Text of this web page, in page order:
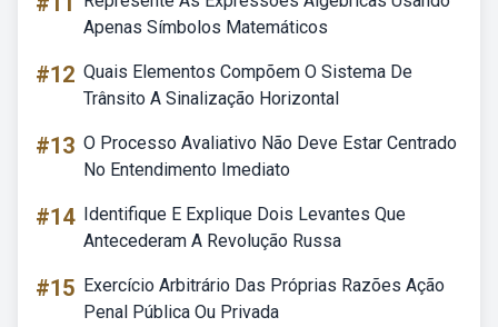
Apenas Símbolos Matemáticos
#12 Quais Elementos Compõem O Sistema De
Trânsito A Sinalização Horizontal
#13 O Processo Avaliativo Não Deve Estar Centrado
No Entendimento Imediato
#14 Identifique E Explique Dois Levantes Que
Antecederam A Revolução Russa
#15 Exercício Arbitrário Das Próprias Razões Ação
Penal Pública Ou Privada